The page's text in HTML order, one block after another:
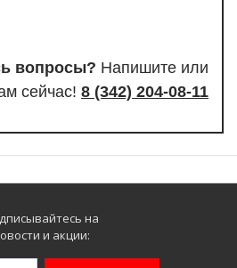
вопросы? Напишите или
сейчас! 8 (342) 204-08-11
на
и акции: